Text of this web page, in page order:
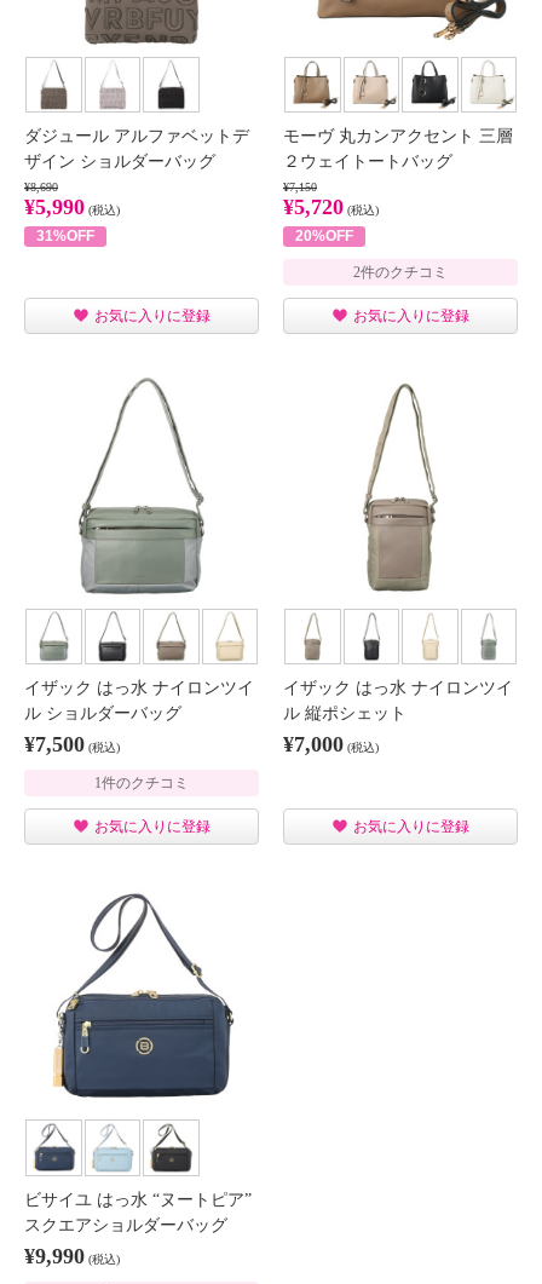
ダジュール アルファベットデ
ザイン ショルダーバッグ
¥8,690
¥5,990 (税込)
31%OFF
お気に入りに登録
モーヴ 丸カンアクセント 三層
２ウェイトートバッグ
¥7,150
¥5,720 (税込)
20%OFF
2件のクチコミ
お気に入りに登録
イザック はっ水 ナイロンツイ
ル ショルダーバッグ
¥7,500 (税込)
1件のクチコミ
お気に入りに登録
イザック はっ水 ナイロンツイ
ル 縦ポシェット
¥7,000 (税込)
お気に入りに登録
ビサイユ はっ水 “ヌートピア”
スクエアショルダーバッグ
¥9,990 (税込)